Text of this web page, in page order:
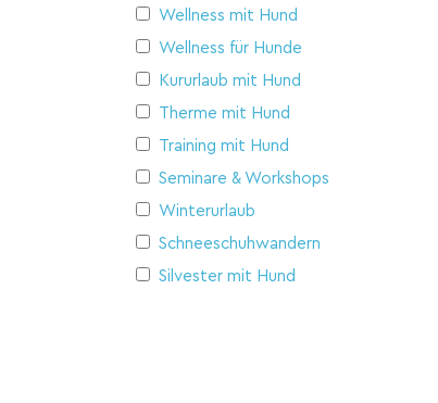
Wellness mit Hund
Wellness für Hunde
Kururlaub mit Hund
Therme mit Hund
Training mit Hund
Seminare & Workshops
Winterurlaub
Schneeschuhwandern
Silvester mit Hund